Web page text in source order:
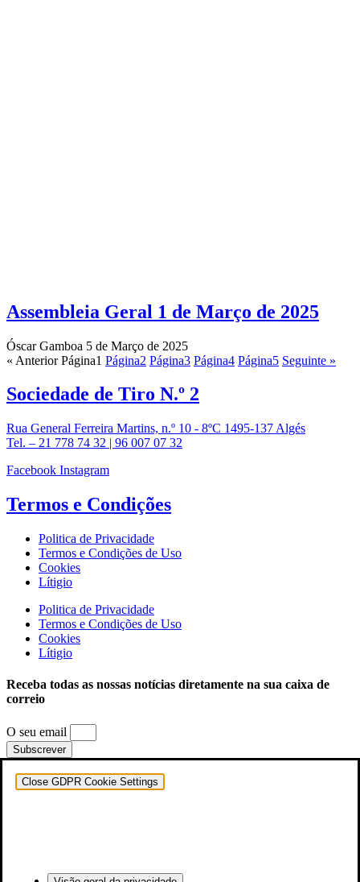
Assembleia Geral 1 de Março de 2025
Óscar Gamboa 5 de Março de 2025
« Anterior Página1 Página2 Página3 Página4 Página5 Seguinte »
Sociedade de Tiro N.º 2
Rua General Ferreira Martins, n.º 10 - 8ºC 1495-137 Algés
Tel. – 21 778 74 32 | 96 007 07 32
Facebook Instagram
Termos e Condições
Politica de Privacidade
Termos e Condições de Uso
Cookies
Lítigio
Politica de Privacidade
Termos e Condições de Uso
Cookies
Lítigio
Receba todas as nossas notícias diretamente na sua caixa de
correio
O seu email
Subscrever
Close GDPR Cookie Settings